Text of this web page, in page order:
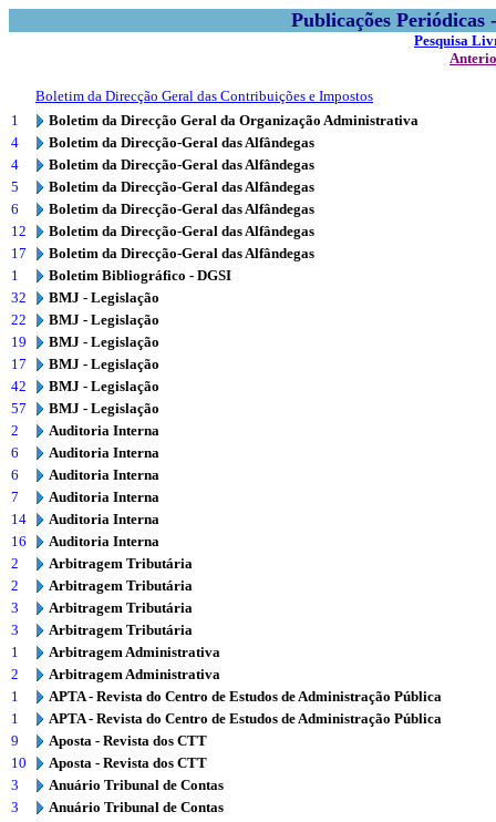
Publicações
Pesquisa
Boletim da Direcção Geral das Contribuições e Impostos
1
Boletim da Direcção Geral da Organização Administrativa
4
Boletim da Direcção-Geral das Alfândegas
4
Boletim da Direcção-Geral das Alfândegas
5
Boletim da Direcção-Geral das Alfândegas
6
Boletim da Direcção-Geral das Alfândegas
12
Boletim da Direcção-Geral das Alfândegas
17
Boletim da Direcção-Geral das Alfândegas
1
Boletim Bibliográfico - DGSI
32
BMJ - Legislação
22
BMJ - Legislação
19
BMJ - Legislação
17
BMJ - Legislação
42
BMJ - Legislação
57
BMJ - Legislação
2
Auditoria Interna
6
Auditoria Interna
6
Auditoria Interna
7
Auditoria Interna
14
Auditoria Interna
16
Auditoria Interna
2
Arbitragem Tributária
2
Arbitragem Tributária
3
Arbitragem Tributária
3
Arbitragem Tributária
1
Arbitragem Administrativa
2
Arbitragem Administrativa
1
APTA - Revista do Centro de Estudos de Administração Pública
1
APTA - Revista do Centro de Estudos de Administração Pública
9
Aposta - Revista dos CTT
10
Aposta - Revista dos CTT
3
Anuário Tribunal de Contas
3
Anuário Tribunal de Contas